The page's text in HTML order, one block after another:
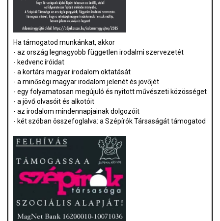
Ha támogatod munkánkat, akkor
- az ország legnagyobb független irodalmi szervezetét
- kedvenc íróidat
- a kortárs magyar irodalom oktatását
- a minőségi magyar irodalom jelenét és jövőjét
- egy folyamatosan megújuló és nyitott művészeti közösséget
- a jövő olvasóit és alkotóit
- az irodalom mindennapjainak dolgozóit
- két szóban összefoglalva: a Szépírók Társaságát támogatod